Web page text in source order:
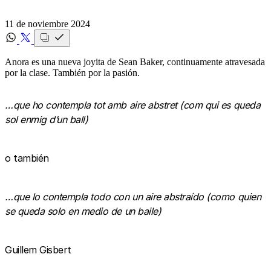
11 de noviembre 2024
Anora es una nueva joyita de Sean Baker, continuamente atravesada
por la clase. También por la pasión.
…que ho contempla tot amb aire abstret (com qui es queda
sol enmig d’un ball)
o también
…que lo contempla todo con un aire abstraído (como quien
se queda solo en medio de un baile)
Guillem Gisbert